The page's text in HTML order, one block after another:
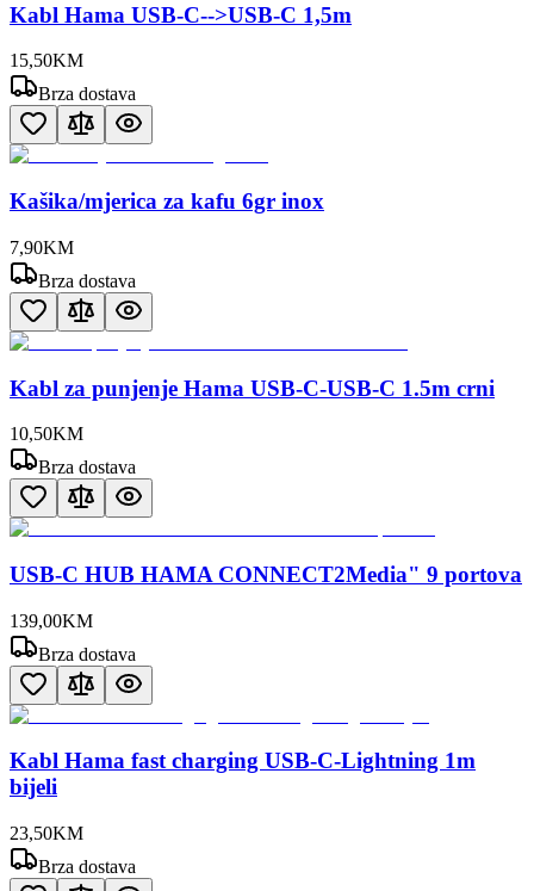
Kabl Hama USB-C-->USB-C 1,5m
15,50KM
Brza dostava
Kašika/mjerica za kafu 6gr inox
7,90KM
Brza dostava
Kabl za punjenje Hama USB-C-USB-C 1.5m crni
10,50KM
Brza dostava
USB-C HUB HAMA CONNECT2Media" 9 portova
139,00KM
Brza dostava
Kabl Hama fast charging USB-C-Lightning 1m
bijeli
23,50KM
Brza dostava